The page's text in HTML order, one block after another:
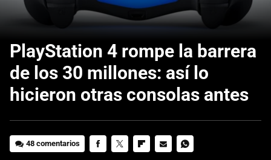
PlayStation 4 rompe la barrera
de los 30 millones: así lo
hicieron otras consolas antes
48 comentarios